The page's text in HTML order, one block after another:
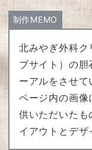
制作MEMO
北みやぎ外科ク
ブサイト）の
ーアルをさせて
ページ内の画
供いただいたも
イアウトとデザ